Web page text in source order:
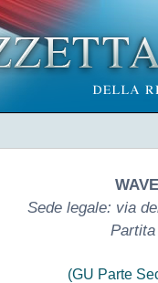
Sede legale: via
Partita
(GU Parte